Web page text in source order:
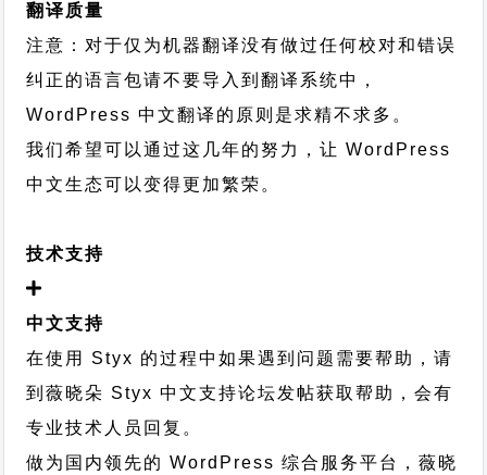
翻译质量
注意：对于仅为机器翻译没有做过任何校对和错误
纠正的语言包请不要导入到翻译系统中，
WordPress 中文翻译的原则 是求精不求多。
我们希望可以通过这几年的努力，让 WordPress
中文生态可以变得更加繁荣。
技术支持
中文支持
在使用 Styx 的过程中如果遇到问题需要帮助，请
到薇晓朵 Styx 中文支持论坛发帖获取帮助，会有
专业技术人员回复。
做为国内领先的 WordPress 综合服务平台，薇晓